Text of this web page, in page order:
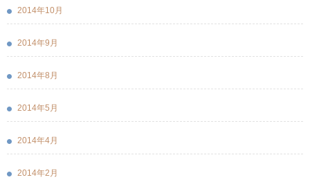
2014年10月
2014年9月
2014年8月
2014年5月
2014年4月
2014年2月